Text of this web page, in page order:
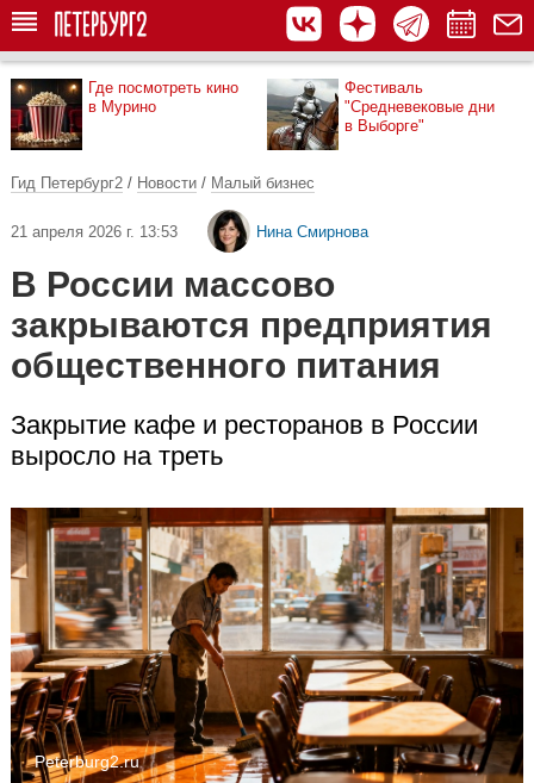
Где посмотреть кино
в Мурино
Фестиваль
"Средневековые дни
в Выборге"
Гид Петербург2 / Новости / Малый бизнес
21 апреля 2026 г. 13:53 Нина Смирнова
В России массово
закрываются предприятия
общественного питания
Закрытие кафе и ресторанов в России
выросло на треть
Peterburg2.ru